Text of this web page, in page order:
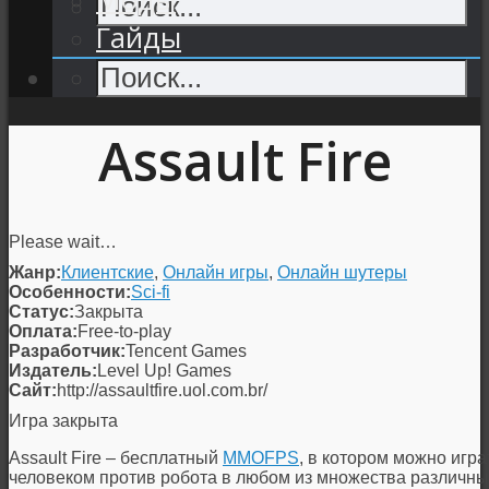
Гайды
Assault Fire
Please wait…
Жанр:Клиентские, Онлайн игры, Онлайн шутеры
Особенности:Sci-fi
Статус:Закрыта
Оплата:Free-to-play
Разработчик:Tencent Games
Издатель: Level Up! Games
Сайт:http://assaultfire.uol.com.br/
Игра закрыта
Assault Fire – бесплатный MMOFPS, в котором можно
человеком против робота в любом из множества